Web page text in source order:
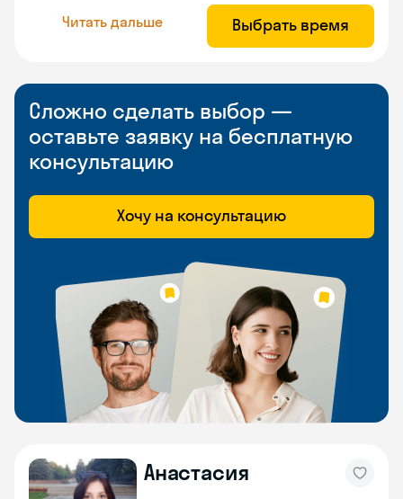
Читать дальше Выбрать время
Сложно сделать выбор —
оставьте заявку на бесплатную
консультацию
Хочу на консультацию
Анастасия